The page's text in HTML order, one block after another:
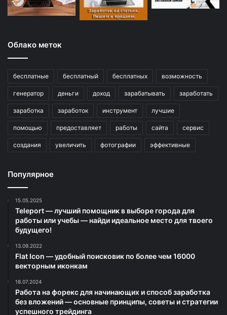
Облако меток
бесплатные бесплатный бесплатных возможность
генератор деньги доход зарабатывать заработать
заработка заработок инструмент лучшие
помощью предоставляет работы сайта сервис
создания увеличить фотографии эффективные
Популярное
15.05.2025
Teleport — лучший помощник в выборе города для
работы или учебы — найди идеальное место для твоего
будущего!
13.09.2022
Flat Icon — удобный поисковик по более чем 16000
векторным иконкам
18.07.2024
Работа на форекс для начинающих и способ заработка
без вложений — основные принципы, советы и стратегии
успешного трейдинга